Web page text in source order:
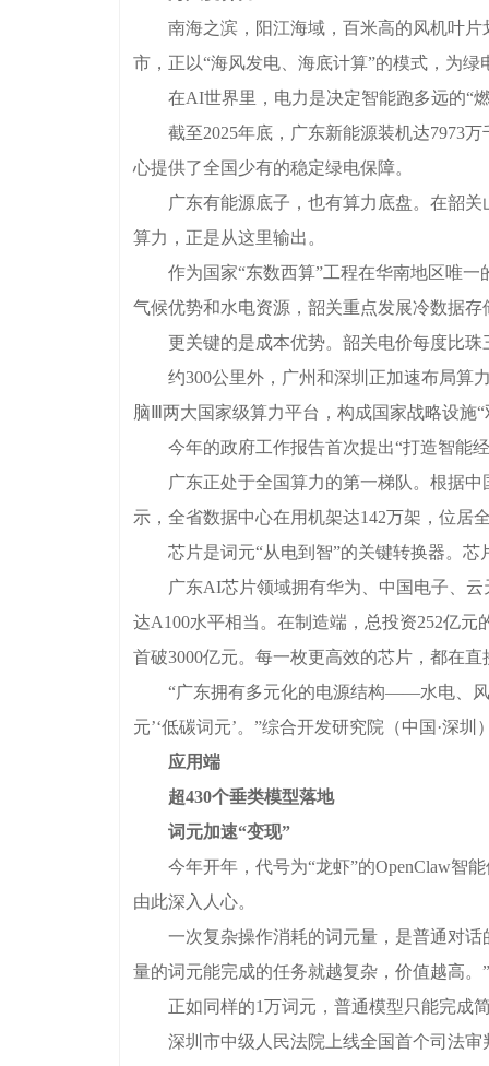
南海之滨，阳江海域，百米高的风机叶片
市，正以“海风发电、海底计算”的模式，为
在AI世界里，电力是决定智能跑多远的“燃
截至2025年底，广东新能源装机达7973万
心提供了全国少有的稳定绿电保障。
广东有能源底子，也有算力底盘。在韶关
算力，正是从这里输出。
作为国家“东数西算”工程在华南地区唯一
气候优势和水电资源，韶关重点发展冷数据
更关键的是成本优势。韶关电价每度比珠
约300公里外，广州和深圳正加速布局算力
脑Ⅲ两大国家级算力平台，构成国家战略设施“
今年的政府工作报告首次提出“打造智能经
广东正处于全国算力的第一梯队。根据中
示，全省数据中心在用机架达142万架，位居
芯片是词元“从电到智”的关键转换器。芯
广东AI芯片领域拥有华为、中国电子、云
达A100水平相当。在制造端，总投资252亿
首破3000亿元。每一枚更高效的芯片，都在
“广东拥有多元化的电源结构——水电、风
元’‘低碳词元’。”综合开发研究院（中国·深
应用端
超430个垂类模型落地
词元加速“变现”
今年开年，代号为“龙虾”的OpenClaw智能
由此深入人心。
一次复杂操作消耗的词元量，是普通对话
量的词元能完成的任务就越复杂，价值越高。
正如同样的1万词元，普通模型只能完成简
深圳市中级人民法院上线全国首个司法审